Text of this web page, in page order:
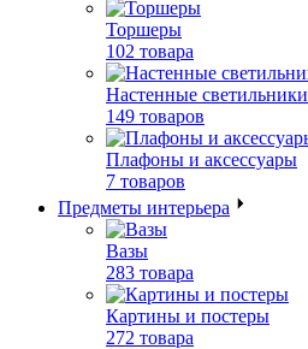
Торшеры
102 товара
Настенные светильники
149 товаров
Плафоны и аксессуары
7 товаров
Предметы интерьера
Вазы
283 товара
Картины и постеры
272 товара